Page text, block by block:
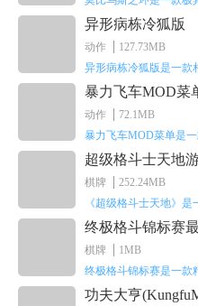
异形病栋冷狐版
动作
127.73MB
暴力飞车MOD菜
动作
72.1MB
超级格斗士天地
棋牌
252.24MB
终极格斗锦标赛
棋牌
1MB
功夫大亨